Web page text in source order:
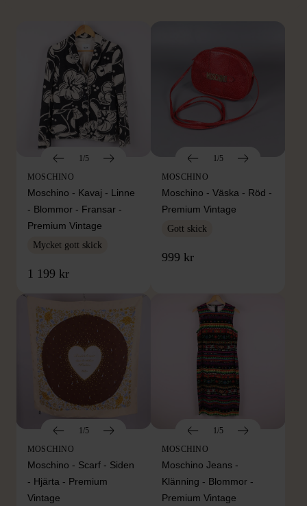
1/5
MOSCHINO
Moschino - Kavaj - Linne
- Blommor - Fransar -
Premium Vintage
Mycket gott skick
1 199 kr
1/5
MOSCHINO
Moschino - Väska - Röd -
Premium Vintage
Gott skick
999 kr
1/5
MOSCHINO
Moschino - Scarf - Siden
- Hjärta - Premium
Vintage
1/5
MOSCHINO
Moschino Jeans -
Klänning - Blommor -
Premium Vintage